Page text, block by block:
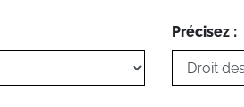
Précisez :